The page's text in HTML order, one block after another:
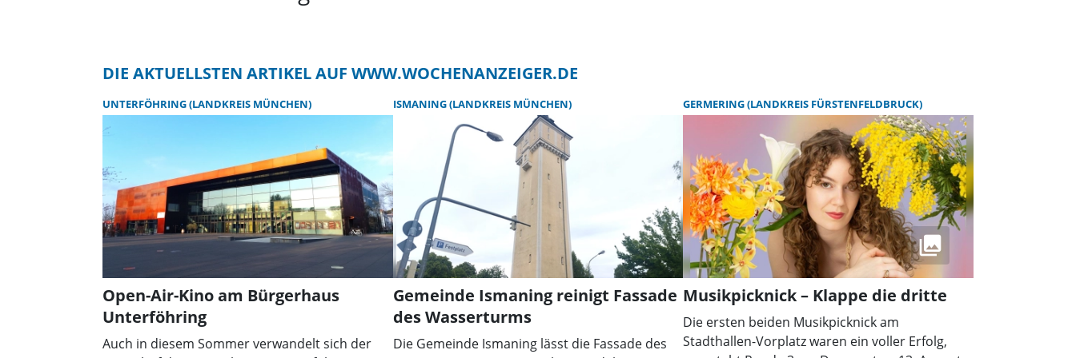
DIE AKTUELLSTEN ARTIKEL AUF WWW.WOCHENANZEIGER.DE
UNTERFÖHRING (LANDKREIS MÜNCHEN)
Open-Air-Kino am Bürgerhaus
Unterföhring
Auch in diesem Sommer verwandelt sich der
ISMANING (LANDKREIS MÜNCHEN)
Gemeinde Ismaning reinigt Fassade
des Wasserturms
Die Gemeinde Ismaning lässt die Fassade des
GERMERING (LANDKREIS FÜRSTENFELDBRUCK)
Musikpicknick – Klappe die dritte
Die ersten beiden Musikpicknick am
Stadthallen-Vorplatz waren ein voller Erfolg,